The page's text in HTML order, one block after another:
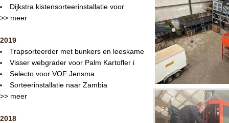
Dijkstra kistensorteerinstallatie voor
>> meer
2019
Trapsorteerder met bunkers en leeskame
Visser webgrader voor Palm Kartofler i
Selecto voor VOF Jensma
Sorteerinstallatie naar Zambia
>> meer
2018